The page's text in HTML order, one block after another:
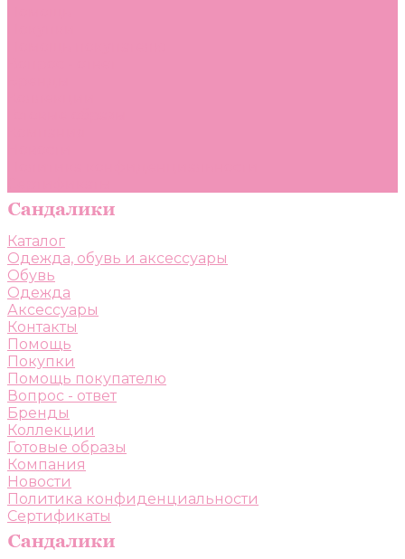
Каталог
Одежда, обувь и аксессуары
Обувь
Одежда
Аксессуары
Контакты
Помощь
Покупки
Помощь покупателю
Вопрос - ответ
Бренды
Коллекции
Готовые образы
Компания
Новости
Политика конфиденциальности
Сертификаты